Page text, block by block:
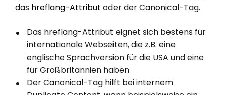
das hreflang-Attribut oder der Canonical-Tag.
Das hreflang-Attribut eignet sich bestens für
internationale Webseiten, die z.B. eine
englische Sprachversion für die USA und eine
für Großbritannien haben
Der Canonical-Tag hilft bei internem